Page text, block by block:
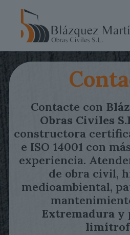
Contacte con
Obras Civiles
constructora
e ISO 14001 con
experiencia.
de obra civil,
medioambiental,
Extremadura y